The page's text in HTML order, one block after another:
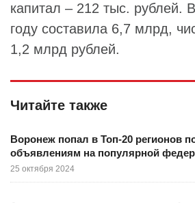
капитал – 212 тыс. рублей.
году составила 6,7 млрд,
1,2 млрд рублей.
Читайте также
Воронеж попал в Топ-20 регионов
объявлениям на популярной
25 октября 2024